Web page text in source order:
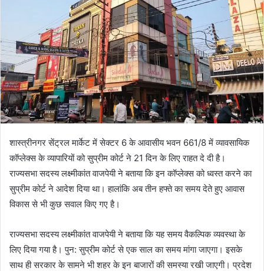
शास्त्रीनगर सेंट्रल मार्केट में सेक्टर 6 के आवासीय भवन 661/8 में व्यावसायिक
कॉप्लेक्स के व्यापारियों को सुप्रीम कोर्ट ने 21 दिन के लिए राहत दे दी है।
राज्यसभा सदस्य लक्ष्मीकांत वाजपेयी ने बताया कि इन कॉप्लेक्स को ध्वस्त करने का
सुप्रीम कोर्ट ने आदेश दिया था। हालांकि अब तीन हफ्ते का समय देते हुए आवास
विकास से भी कुछ सवाल किए गए है।
राज्यसभा सदस्य लक्ष्मीकांत वाजपेयी ने बताया कि यह समय वैकल्पिक व्यवस्था के
लिए दिया गया है। पुन: सुप्रीम कोर्ट से एक साल का समय मांगा जाएगा। इसके
साथ ही सरकार के सामने भी शहर के इन बाजारों की समस्या रखी जाएगी। प्रदेश